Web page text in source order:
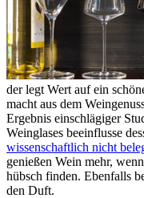
der legt Wert auf ein
macht aus dem
Ergebnis einschlägiger
Weinglases beeinflusse
wissenschaftlich nicht
genießen Wein mehr,
hübsch finden. Ebenfalls
den Duft.